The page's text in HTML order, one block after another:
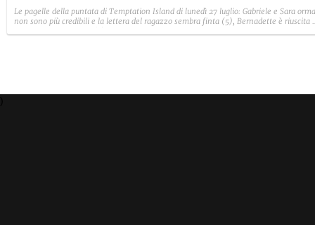
Le pagelle della puntata di Temptation Island di lunedì 27 luglio: Gabriele e Sara
non sono più credibili e la lettera del ragazzo sembra finta (5), Bernadette è riuscita